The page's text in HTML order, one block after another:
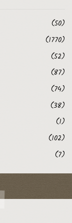
(50)
(1770)
(52)
(87)
(74)
(38)
(1)
(102)
(7)